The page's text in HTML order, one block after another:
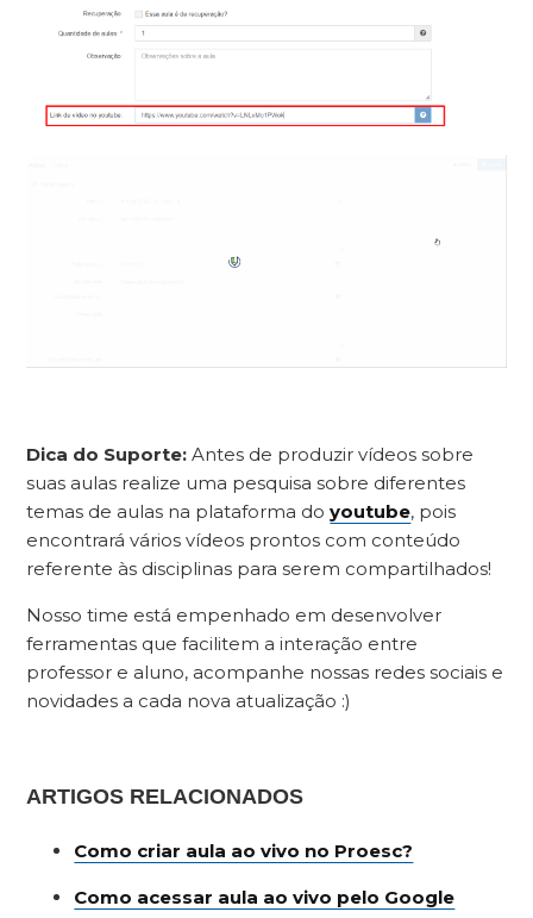
Dica do Suporte: Antes de produzir vídeos sobre
suas aulas realize uma pesquisa sobre diferentes
temas de aulas na plataforma doyoutube, pois
encontrará vários vídeos prontos com conteúdo
referente às disciplinas para serem compartilhados!
Nosso time está empenhado em desenvolver
ferramentas que facilitem a interação entre
professor e aluno, acompanhe nossas redes sociais e
novidades a cada nova atualização :)
ARTIGOS RELACIONADOS
Como criar aula ao vivo no Proesc?
Como acessar aula ao vivo pelo Google